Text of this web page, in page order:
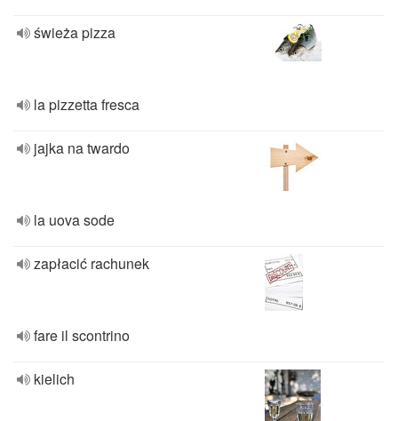
świeża pizza
la pizzetta fresca
jajka na twardo
la uova sode
zapłacić rachunek
fare il scontrino
kielich